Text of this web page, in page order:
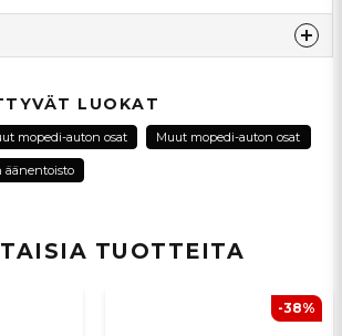
​​TUOTTEITA
-38%
tuotteesta...
LUOKAT
mopedi-auton osat Muut mopedi-auton osat
äänentoisto